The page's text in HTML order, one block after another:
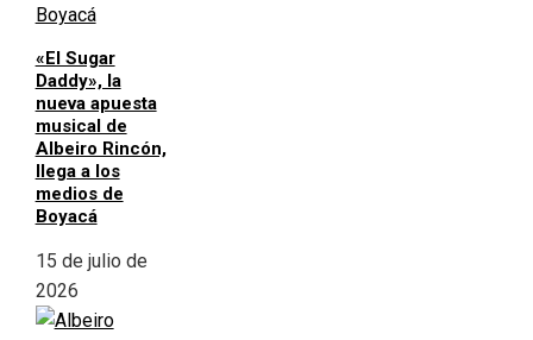
«El Sugar
Daddy», la
nueva apuesta
musical de
Albeiro Rincón,
llega a los
medios de
Boyacá
15 de julio de
2026